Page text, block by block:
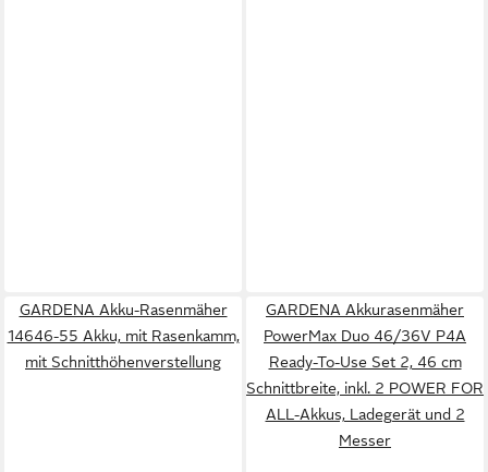
GARDENA Akku-Rasenmäher
14646-55 Akku, mit Rasenkamm,
mit Schnitthöhenverstellung
GARDENA Akkurasenmäher
PowerMax Duo 46/36V P4A
Ready-To-Use Set 2, 46 cm
Schnittbreite, inkl. 2 POWER FOR
ALL-Akkus, Ladegerät und 2
Messer